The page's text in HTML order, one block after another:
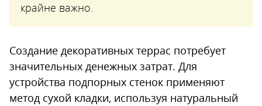
крайне важно.
Создание декоративных террас потребует
значительных денежных затрат. Для
устройства подпорных стенок применяют
метод сухой кладки, используя натуральный